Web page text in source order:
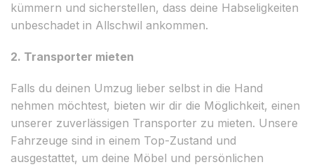
kümmern und sicherstellen, dass deine Habseligkeiten
unbeschadet in Allschwil ankommen.
2. Transporter mieten
Falls du deinen Umzug lieber selbst in die Hand
nehmen möchtest, bieten wir dir die Möglichkeit, einen
unserer zuverlässigen Transporter zu mieten. Unsere
Fahrzeuge sind in einem Top-Zustand und
ausgestattet, um deine Möbel und persönlichen